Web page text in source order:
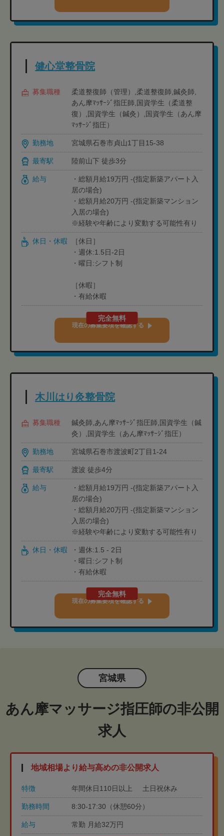
健心堂整骨院
募集職種
柔道整復師（管理）,柔道整復師,鍼灸師,
あん摩ﾏｯｻｰｼﾞ指圧師,国資学生（柔道整
復）,国資学生（鍼灸）,国資学生（あん摩
ﾏｯｻｰｼﾞ指圧）
勤務地 宮城県石巻市貞山1丁目15-38
最寄駅 陸前山下 徒歩3分
給与
・総額月給19万円 -(指定新築アパート入
居の場合)
・総額月給20万円 -(指定新築マンション
入居の場合)
※経験や年齢により変動する可能性有り
休日・休暇
［休日］
・週休:1.5日-2日
・曜日:シフト制
［休暇］
・有給休暇
完全無料
現在の募集要項を確認する
木川はり灸整骨院
募集職種
鍼灸師,あん摩ﾏｯｻｰｼﾞ指圧師,国資学生（鍼
灸）,国資学生（あん摩ﾏｯｻｰｼﾞ指圧）
勤務地 宮城県石巻市渡波町2丁目1-24
最寄駅 渡波 徒歩4分
給与
・総額月給19万円 -(指定新築アパート入
居の場合)
・総額月給20万円 -(指定新築マンション
入居の場合)
※経験や年齢により変動する可能性有り
休日・休暇
・週休:1.5 - 2日
・曜日:シフト制
・有給休暇
完全無料
現在の募集要項を確認する
宮城県
あん摩マッサージ指圧師の非公開
求人
地域相場より給与高めの非公開求人
特徴 年間休日110日以上 土日祝休み
勤務時間 8:30-17:30（休憩60分）
給与 常勤 月給32万円